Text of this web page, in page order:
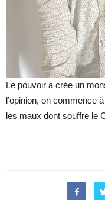
Le pouvoir a crée un
l’opinion, on commence
les maux dont souffre le